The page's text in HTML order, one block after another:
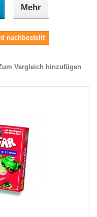
Mehr
nachbestellt
Vergleich hinzufügen